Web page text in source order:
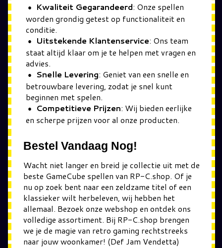
Kwaliteit Gegarandeerd: Onze spellen
worden grondig getest op functionaliteit en
conditie.
Uitstekende Klantenservice: Ons team
staat altijd klaar om je te helpen met vragen en
advies.
Snelle Levering: Geniet van een snelle en
betrouwbare levering, zodat je snel kunt
beginnen met spelen.
Competitieve Prijzen: Wij bieden eerlijke
en scherpe prijzen voor al onze producten.
Bestel Vandaag Nog!
Wacht niet langer en breid je collectie uit met de
beste GameCube spellen van RP-C.shop. Of je
nu op zoek bent naar een zeldzame titel of een
klassieker wilt herbeleven, wij hebben het
allemaal. Bezoek onze webshop en ontdek ons
volledige assortiment. Bij RP-C.shop brengen
we je de magie van retro gaming rechtstreeks
naar jouw woonkamer! (Def Jam Vendetta)